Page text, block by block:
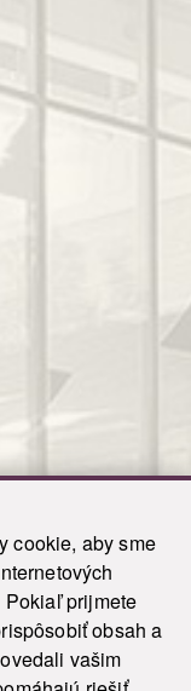
cookie, aby sme
prijmete
obsah a
vašim